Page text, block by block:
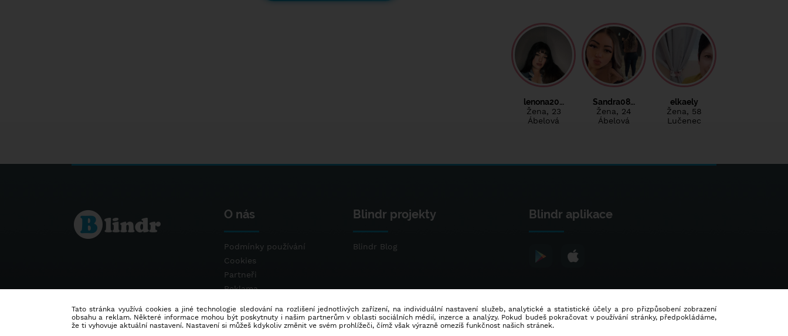
lenona20…
Žena, 23
Ábelová
Sandra08…
Žena, 24
Ábelová
elkaely
Žena, 58
Lučenec
O nás
Podmínky používání
Cookies
Partneři
Reklama
Blindr projekty
Blindr Blog
Blindr aplikace
Tato stránka využívá cookies a jiné technologie sledování na rozlišení jednotlivých zařízení, na individuální nastavení služeb, analytické a statistické účely a pro přizpůsobení zobrazení
obsahu a reklam. Některé informace mohou být poskytnuty i našim partnerům v oblasti sociálních médií, inzerce a analýzy. Pokud budeš pokračovat v používání stránky, předpokládáme,
že ti vyhovuje aktuální nastavení. Nastavení si můžeš kdykoliv změnit ve svém prohlížeči, čímž však výrazně omezíš funkčnost našich stránek.